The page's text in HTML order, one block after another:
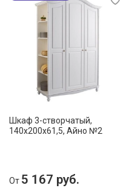
Шкаф 3-створчатый,
140x200x61,5, Айно №2
От 5 167 руб.